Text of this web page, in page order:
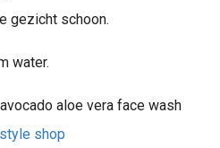
gezicht schoon.
water.
aloe vera face wash
shop